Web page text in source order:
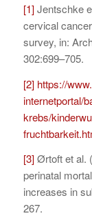
[1]Jentschke
cervical
survey, in:
302:699–705.
[2] https://
internetportal/
krebs/
[3]Ørtoft et al.
perinatal
increases in
267.